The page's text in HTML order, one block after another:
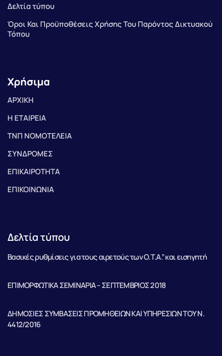
Δελτία τύπου
Όροι Και Προϋποθέσεις Χρήσης Του Παρόντος Δικτυακού
Τόπου
Χρήσιμα
ΑΡΧΙΚΗ
Η ΕΤΑΙΡΕΙΑ
ΤΝΠ ΝΟΜΟΤΕΛΕΙΑ
ΣΥΝΔΡΟΜΕΣ
ΕΠΙΚΑΙΡΟΤΗΤΑ
ΕΠΙΚΟΙΝΩΝΙΑ
Δελτία τύπου
Βασικές ρυθμίσεις για τους αιρετούς των Ο.Τ.Α.” και εισηγητή
ΕΠΙΜΟΡΦΩΤΙΚΑ ΣΕΜΙΝΑΡΙΑ – ΣΕΠΤΕΜΒΡΙΟΣ 2018
ΔΗΜΟΣΙΕΣ ΣΥΜΒΑΣΕΙΣ ΠΡΟΜΗΘΕΙΩΝ ΚΑΙ ΥΠΗΡΕΣΙΩΝ ΤΟΥ Ν.
4412/2016